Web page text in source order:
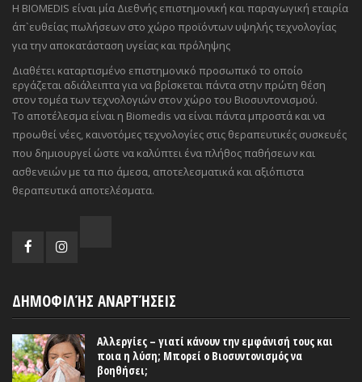
Η BIOMEDIS είναι μία Διεθνής επιστημονική και παραγωγική εταιρία
άπ`ευθείας πωλήσεων στο χώρο προϊόντων υψηλής τεχνολογίας
για την αποκατάσταση υγείας και πρόληψης
Διαθέτει καταρτισμένο επιστημονικό προσωπικό το οποίο
εργάζεται αδιάλειπτα για να βρίσκεται πάντα στην πρώτη θέση
στον τομέα των τεχνολογιών στον χώρο του Βιοσυντονισμού.
Το αποτέλεσμα είναι η Biomedis να είναι πάντα μπροστά και να
προωθεί νέες, καινοτόμες τεχνολογίες στις θεραπευτικές συσκευές
που δημιουργεί ώστε να καλύπτει ένα πλήθος παθήσεων και
ασθενειών με τα πιο άμεσα, αποτελεσματικά και αξιόπιστα
θεραπευτικά αποτελέσματα.
ΔΗΜΟΦΙΛΉΣ ΑΝΑΡΤΉΣΕΙΣ
Αλλεργίες – γιατί κάνουν την εμφάνισή τους και
ποια η λύση; Μπορεί ο Βιοσυντονισμός να
βοηθήσει;